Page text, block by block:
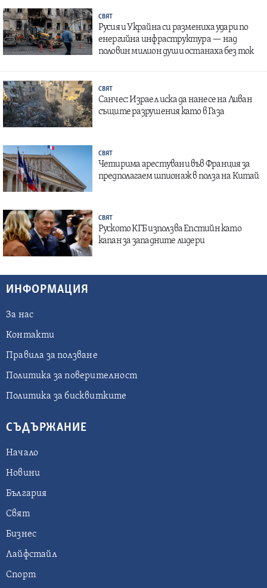
СВЯТ
Русия и Украйна си размениха удари по
енергийна инфраструктура — над
половин милион души останаха без ток
СВЯТ
Санчес: Израел иска да нанесе на Ливан
същите разрушения като в Газа
СВЯТ
Четирима арестувани във Франция за
предполагаем шпионаж в полза на Китай
СВЯТ
Руското КГБ използва Епстийн като
капан за западните лидери
ИНФОРМАЦИЯ
За нас
Контакти
Правила за ползване
Политика за поверителност
Политика за бисквитките
СЪДЪРЖАНИЕ
Начало
Новини
България
Свят
Бизнес
Лайфстайл
Спорт